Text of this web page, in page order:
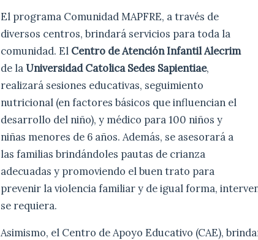
El programa Comunidad MAPFRE, a través de
diversos centros, brindará servicios para toda la
comunidad. El Centro de Atención Infantil Alecrim
de laUniversidad Catolica Sedes Sapientiae,
realizará sesiones educativas, seguimiento
nutricional (en factores básicos que influencian el
desarrollo del niño), y médico para 100 niños y
niñas menores de 6 años. Además, se asesorará a
las familias brindándoles pautas de crianza
adecuadas y promoviendo el buen trato para
prevenir la violencia familiar y de igual forma,
se requiera.
Asimismo, el Centro de Apoyo Educativo (CAE),